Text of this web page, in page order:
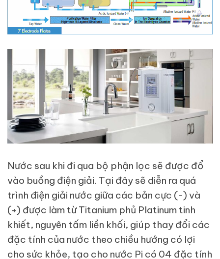
Nước sau khi đi qua bộ phận lọc sẽ được đổ
vào buồng điện giải. Tại đây sẽ diễn ra quá
trình điện giải nước giữa các bản cực (-) và
(+) được làm từ Titanium phủ Platinum tinh
khiết, nguyên tấm liền khối, giúp thay đổi các
đặc tính của nước theo chiều hướng có lợi
cho sức khỏe, tạo cho nước Pi có 04 đặc tính